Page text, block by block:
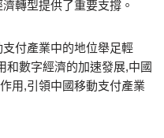
轉型提供了重要支撐。
付產業中的地位舉足輕
和數字經濟的加速發展,中國
用,引領中國移動支付產業